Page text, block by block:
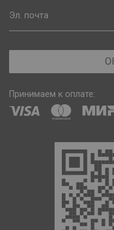
Эл. почта
Принимаем к оплате: